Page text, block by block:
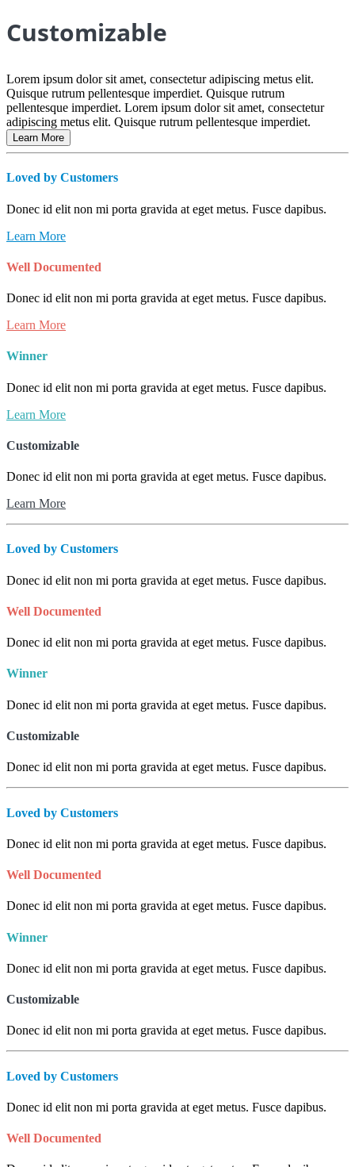
Customizable
Lorem ipsum dolor sit amet, consectetur adipiscing metus elit.
Quisque rutrum pellentesque imperdiet. Quisque rutrum
pellentesque imperdiet. Lorem ipsum dolor sit amet, consectetur
adipiscing metus elit. Quisque rutrum pellentesque imperdiet.
Learn More
Loved by Customers
Donec id elit non mi porta gravida at eget metus. Fusce dapibus.
Learn More
Well Documented
Donec id elit non mi porta gravida at eget metus. Fusce dapibus.
Learn More
Winner
Donec id elit non mi porta gravida at eget metus. Fusce dapibus.
Learn More
Customizable
Donec id elit non mi porta gravida at eget metus. Fusce dapibus.
Learn More
Loved by Customers
Donec id elit non mi porta gravida at eget metus. Fusce dapibus.
Well Documented
Donec id elit non mi porta gravida at eget metus. Fusce dapibus.
Winner
Donec id elit non mi porta gravida at eget metus. Fusce dapibus.
Customizable
Donec id elit non mi porta gravida at eget metus. Fusce dapibus.
Loved by Customers
Donec id elit non mi porta gravida at eget metus. Fusce dapibus.
Well Documented
Donec id elit non mi porta gravida at eget metus. Fusce dapibus.
Winner
Donec id elit non mi porta gravida at eget metus. Fusce dapibus.
Customizable
Donec id elit non mi porta gravida at eget metus. Fusce dapibus.
Loved by Customers
Donec id elit non mi porta gravida at eget metus. Fusce dapibus.
Well Documented